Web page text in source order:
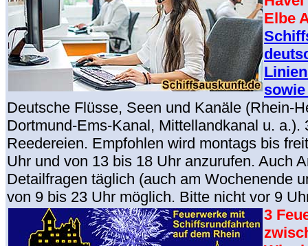
Elbe
Deutsche Flüsse, Seen und Kanäle (Rhein-
Dortmund-Ems-Kanal, Mittellandkanal u. a.).
Reedereien. Empfohlen wird montags bis
Uhr und von 13 bis 18 Uhr anzurufen. Auch
Detailfragen täglich (auch am Wochenende
von 9 bis 23 Uhr möglich. Bitte nicht vor 9
3